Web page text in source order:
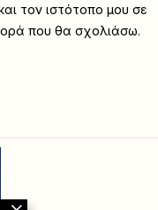
τον ιστότοπο μου σε
που θα σχολιάσω.